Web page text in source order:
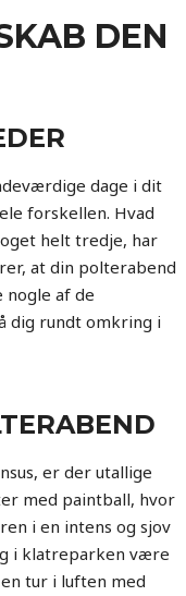
DEN
dage i dit
forskellen. Hvad
helt tredje, har
at din polterabend
nogle af de
dig rundt omkring i
er der utallige
med paintball, hvor
i en intens og sjov
i klatreparken være
tur i luften med